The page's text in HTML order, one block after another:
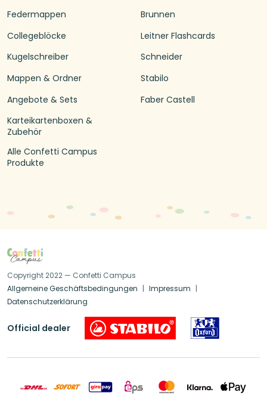
Federmappen
Collegeblöcke
Kugelschreiber
Mappen & Ordner
Angebote & Sets
Karteikartenboxen &
Zubehör
Alle Confetti Campus
Produkte
Brunnen
Leitner Flashcards
Schneider
Stabilo
Faber Castell
Copyright 2022 — Confetti Campus
Allgemeine Geschäftsbedingungen
Impressum
Datenschutzerklärung
Official dealer